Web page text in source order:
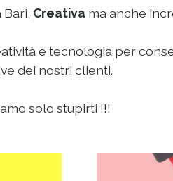
Creativa ma anche
e tecnologia per
dei nostri clienti.
solo stupirti !!!